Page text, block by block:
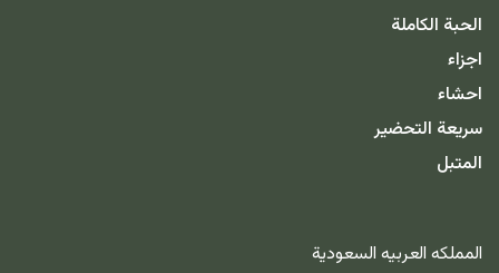
الحبة الكاملة
اجزاء
احشاء
سريعة التحضير
المتبل
المملكه العربيه السعودية